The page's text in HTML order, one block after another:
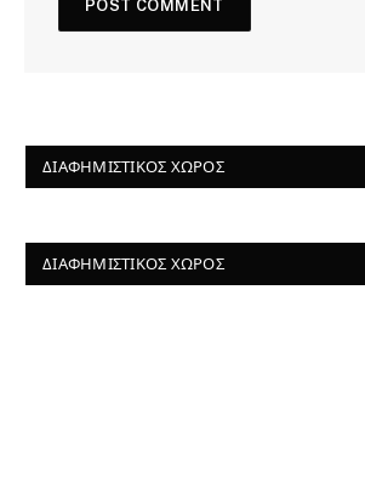
ΔΙΑΦΗΜΙΣΤΙΚΌΣ ΧΏΡΟΣ
ΔΙΑΦΗΜΙΣΤΙΚΌΣ ΧΏΡΟΣ